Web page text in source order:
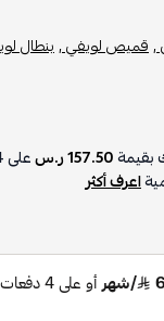
,قميص لويفي ,بنطال
بقيمة157.50 ر.س على
اعرف أكثر